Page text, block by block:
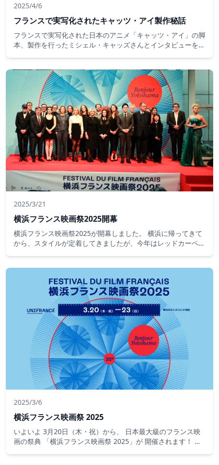
2025/4/6
フランスで実写化されたキャッツ・アイ製作秘話
フランスで実写化された日本のアニメ「キャッツ・アイ」の脚
本、製作を行ったミシェル・キャッズさんとインタビューをし
2025/3/21
横浜フランス映画祭2025開幕
横浜フランス映画祭2025が開幕しました。 横浜に帰ってきて
から、スタイルが定着してきましたが、今年はレッドカーペッ
って華やかに開幕しました。市役所で開催されることもあり、
市民の参加も多くありました。また、レッドカーペッド脇のゲ
ートからはサインやツーショットをねだる観客にフランスから
来た来日ゲストも応じていました。
2025/3/6
横浜フランス映画祭 2025
いよいよ 3月20日（木・祝）から、 日本最大級のフランス映
画の祭典 「横浜フランス映画祭 2025」が 開催されます！ 本